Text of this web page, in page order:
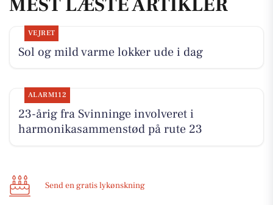
VEJRET
Sol og mild varme lokker ude i dag
ALARM112
23-årig fra Svinninge involveret i
harmonikasammenstød på rute 23
Send en gratis lykønskning